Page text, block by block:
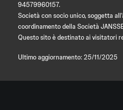
94579960157.
Società con socio unico, soggetta
coordinamento della Società
Questo sito è destinato ai visitatori
Ultimo aggiornamento: 25/11/2025